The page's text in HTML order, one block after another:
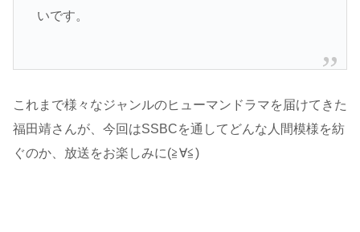
いです。
これまで様々なジャンルのヒューマンドラマを届けてきた
福田靖さんが、今回はSSBCを通してどんな人間模様を紡
ぐのか、放送をお楽しみに(≧∀≦)